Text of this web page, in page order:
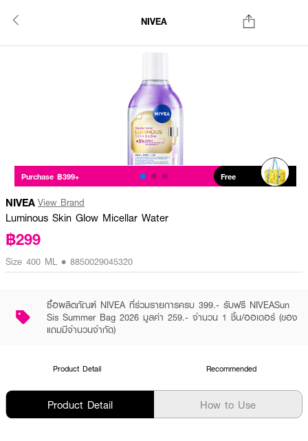
NIVEA
Purchase ฿399+ Free
NIVEA View Brand
Luminous Skin Glow Micellar Water
฿299
Size 400 ML • 8850029045320
ซื้อผลิตภัณฑ์ NIVEA ที่ร่วมรายการครบ 399.- รับฟรี NIVEASun
Sis Summer Bag 2026 มูลค่า 259.- จำนวน 1 ชิ้น/ออเดอร์ (ของ
แถมมีจำนวนจำกัด)
Product Detail Recommended
Product Detail How to Use